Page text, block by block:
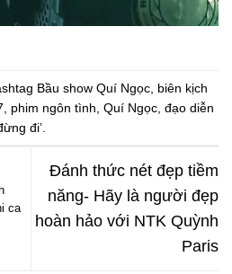
Bầu show Quí Ngọc biên kịch
phim ngôn tình Quí Ngọc đạo diễn
đi’
ca
Đánh thức nét đẹp tiềm
năng- Hãy là người đẹp
hoàn hảo với NTK Quỳnh
Paris